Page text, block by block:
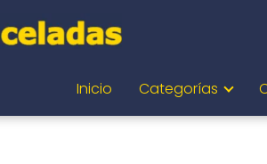
Inicio Categorías